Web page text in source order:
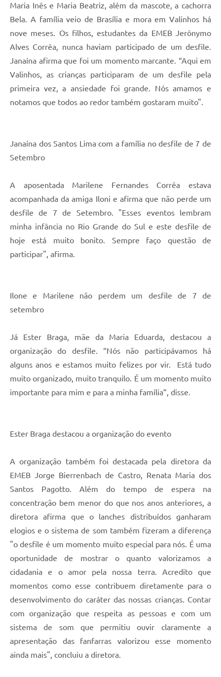
Maria Inês e Maria Beatriz, além da mascote, a cachorra
Bela. A família veio de Brasília e mora em Valinhos há
nove meses. Os filhos, estudantes da EMEB Jerônymo
Alves Corrêa, nunca haviam participado de um desfile.
Janaína afirma que foi um momento marcante. “Aqui em
Valinhos, as crianças participaram de um desfile pela
primeira vez, a ansiedade foi grande. Nós amamos e
notamos que todos ao redor também gostaram muito".
Janaína dos Santos Lima com a família no desfile de 7 de
Setembro
A aposentada Marilene Fernandes Corrêa estava
acompanhada da amiga Iloni e afirma que não perde um
desfile de 7 de Setembro. "Esses eventos lembram
minha infância no Rio Grande do Sul e este desfile de
hoje está muito bonito. Sempre faço questão de
participar", afirma.
Ilone e Marilene não perdem um desfile de 7 de
setembro
Já Ester Braga, mãe da Maria Eduarda, destacou a
organização do desfile. “Nós não participávamos há
alguns anos e estamos muito felizes por vir. Está tudo
muito organizado, muito tranquilo. É um momento muito
importante para mim e para a minha família”, disse.
Ester Braga destacou a organização do evento
A organização também foi destacada pela diretora da
EMEB Jorge Bierrenbach de Castro, Renata Maria dos
Santos Pagotto. Além do tempo de espera na
concentração bem menor do que nos anos anteriores, a
diretora afirma que o lanches distribuídos ganharam
elogios e o sistema de som também fizeram a diferença
"o desfile é um momento muito especial para nós. É uma
oportunidade de mostrar o quanto valorizamos a
cidadania e o amor pela nossa terra. Acredito que
momentos como esse contribuem diretamente para o
desenvolvimento do caráter das nossas crianças. Contar
com organização que respeita as pessoas e com um
sistema de som que permitiu ouvir claramente a
apresentação das fanfarras valorizou esse momento
ainda mais", concluiu a diretora.